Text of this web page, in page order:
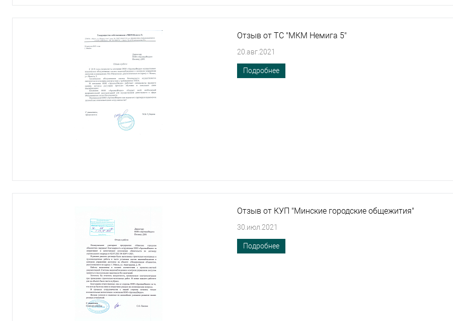
Отзыв от ТС "МКМ Немига 5"
20.авг.2021
Подробнее
Отзыв от КУП "Минские городские общежития"
30.июл.2021
Подробнее